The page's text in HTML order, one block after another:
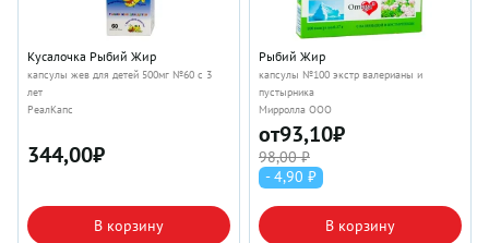
Кусалочка Рыбий Жир
капсулы жев для детей 500мг №60 с 3
лет
РеалКапс
344,00₽
В корзину
Рыбий Жир
капсулы №100 экстр валерианы и
пустырника
Мирролла ООО
от93,10₽
98,00 ₽
- 4,90 ₽
В корзину